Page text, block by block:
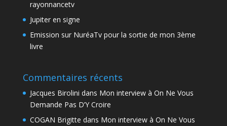
rayonnancetv
Jupiter en signe
Emission sur NuréaTv pour la sortie de mon 3ème
livre
Commentaires récents
Jacques Birolini dans Mon interview à On Ne Vous
Demande Pas D’Y Croire
COGAN Brigitte dans Mon interview à On Ne Vous